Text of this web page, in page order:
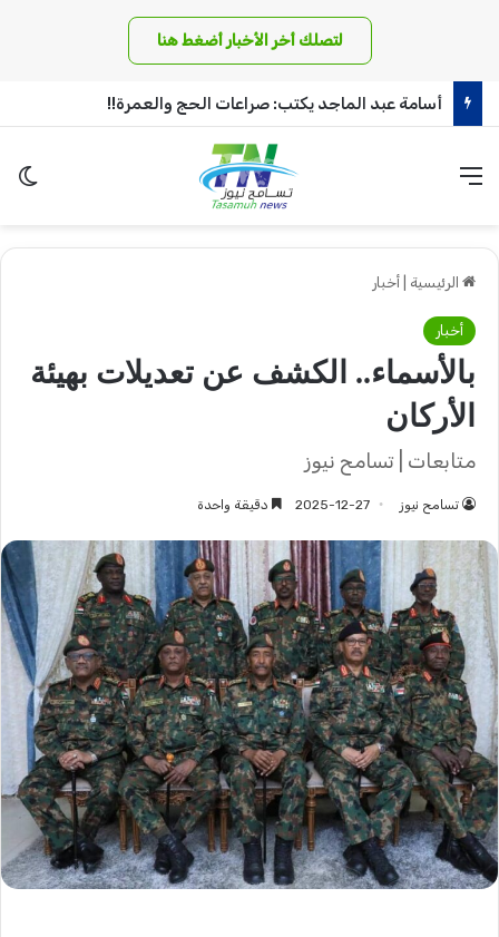
لتصلك أخر الأخبار أضغط هنا
أسامة عبد الماجد يكتب: صراعات الحج والعمرة!!
القائمة
الرئيسية أخبار
أخبار
بالأسماء.. الكشف عن تعديلات بهيئة
الأركان
متابعات | تسامح نيوز
تسامح نيوز 2025-12-27 دقيقة واحدة